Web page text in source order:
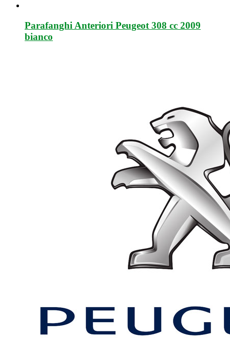
Parafanghi Anteriori Peugeot 308 cc 2009
bianco